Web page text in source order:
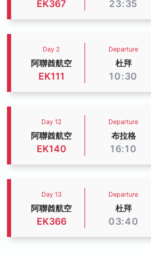
EK367 23:35
Day 2
阿聯酋航空
EK111
Departure
杜拜
10:30
Day 12
阿聯酋航空
EK140
Departure
布拉格
16:10
Day 13
阿聯酋航空
EK366
Departure
杜拜
03:40